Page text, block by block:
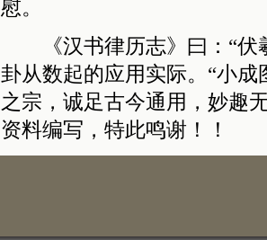
慰。
《汉书律历志》曰：“伏
卦从数起的应用实际。“小成
之宗，诚足古今通用，妙趣
资料编写，特此鸣谢！！